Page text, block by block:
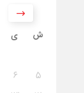
ش
ی
۵
۶